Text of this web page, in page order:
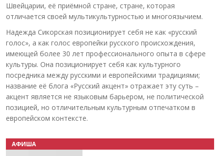
Швейцарии, её приёмной стране, стране, которая
отличается своей мультикультурностью и многоязычием.
Надежда Сикорская позиционирует себя не как «русский
голос», а как голос европейки русского происхождения,
имеющей более 30 лет профессионального опыта в сфере
культуры. Она позиционирует себя как культурного
посредника между русскими и европейскими традициями;
название её блога «Русский акцент» отражает эту суть –
акцент является не языковым барьером, не политической
позицией, но отличительным культурным отпечатком в
европейском контексте.
АФИША